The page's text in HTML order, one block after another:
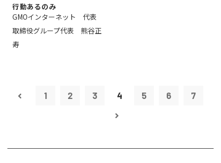
行動あるのみ
GMOインターネット 代表
取締役グループ代表 熊谷正
寿
1 2 3 4 5 6 7